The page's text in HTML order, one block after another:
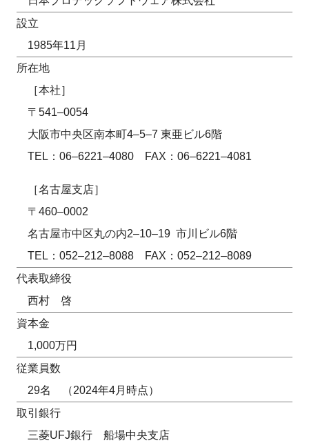
設立
1985年11月
所在地
［本社］
〒541–0054
大阪市中央区南本町4–5–7 東亜ビル6階
TEL：06–6221–4080 FAX：06–6221–4081
［名古屋支店］
〒460–0002
名古屋市中区丸の内2–10–19 市川ビル6階
TEL：052–212–8088 FAX：052–212–8089
代表取締役
西村 啓
資本金
1,000万円
従業員数
29名 （2024年4月時点）
取引銀行
三菱UFJ銀行 船場中央支店